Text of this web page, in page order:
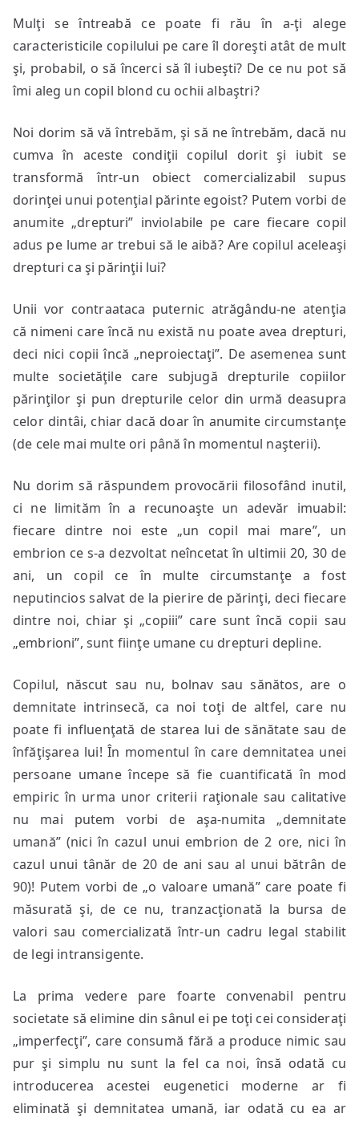
Mulţi se întreabă ce poate fi rău în a-ţi alege
caracteristicile copilului pe care îl doreşti atât de mult
şi, probabil, o să încerci să îl iubeşti? De ce nu pot să
îmi aleg un copil blond cu ochii albaştri?
Noi dorim să vă întrebăm, şi să ne întrebăm, dacă nu
cumva în aceste condiţii copilul dorit şi iubit se
transformă într-un obiect comercializabil supus
dorinţei unui potenţial părinte egoist? Putem vorbi de
anumite „drepturi” inviolabile pe care fiecare copil
adus pe lume ar trebui să le aibă? Are copilul aceleaşi
drepturi ca şi părinţii lui?
Unii vor contraataca puternic atrăgându-ne atenţia
că nimeni care încă nu există nu poate avea drepturi,
deci nici copii încă „neproiectaţi”. De asemenea sunt
multe societăţile care subjugă drepturile copiilor
părinţilor şi pun drepturile celor din urmă deasupra
celor dintâi, chiar dacă doar în anumite circumstanţe
(de cele mai multe ori până în momentul naşterii).
Nu dorim să răspundem provocării filosofând inutil,
ci ne limităm în a recunoaşte un adevăr imuabil:
fiecare dintre noi este „un copil mai mare”, un
embrion ce s-a dezvoltat neîncetat în ultimii 20, 30 de
ani, un copil ce în multe circumstanţe a fost
neputincios salvat de la pierire de părinţi, deci fiecare
dintre noi, chiar şi „copiii” care sunt încă copii sau
„embrioni”, sunt fiinţe umane cu drepturi depline.
Copilul, născut sau nu, bolnav sau sănătos, are o
demnitate intrinsecă, ca noi toţi de altfel, care nu
poate fi influenţată de starea lui de sănătate sau de
înfăţişarea lui! În momentul în care demnitatea unei
persoane umane începe să fie cuantificată în mod
empiric în urma unor criterii raţionale sau calitative
nu mai putem vorbi de aşa-numita „demnitate
umană” (nici în cazul unui embrion de 2 ore, nici în
cazul unui tânăr de 20 de ani sau al unui bătrân de
90)! Putem vorbi de „o valoare umană” care poate fi
măsurată şi, de ce nu, tranzacţionată la bursa de
valori sau comercializată într-un cadru legal stabilit
de legi intransigente.
La prima vedere pare foarte convenabil pentru
societate să elimine din sânul ei pe toţi cei consideraţi
„imperfecţi”, care consumă fără a produce nimic sau
pur şi simplu nu sunt la fel ca noi, însă odată cu
introducerea acestei eugenetici moderne ar fi
eliminată şi demnitatea umană, iar odată cu ea ar